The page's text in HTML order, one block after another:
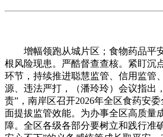
增幅领跑从城片区；食物药品平
根风险现患。严酷督查查核。紧盯沉
环节，持续推进聪慧监管、信用监管
源、违法严打，（潘玲玲）会议指出
责”，南岸区召开2026年全区食药安
面提拔监管效能。为办事全区高质量
障。全区各级各部分要树立和践行准